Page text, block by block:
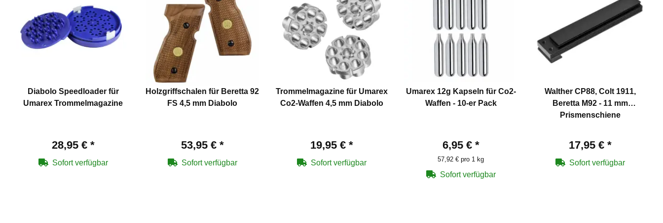
Diabolo Speedloader für
Umarex Trommelmagazine
28,95 € *
Sofort verfügbar
Holzgriffschalen für Beretta 92
FS 4,5 mm Diabolo
53,95 € *
Sofort verfügbar
Trommelmagazine für Umarex
Co2-Waffen 4,5 mm Diabolo
19,95 € *
Sofort verfügbar
Umarex 12g Kapseln für Co2-
Waffen - 10-er Pack
6,95 € *
57,92 € pro 1 kg
Sofort verfügbar
Walther CP88, Colt 1911,
Beretta M92 - 11 mm
Prismenschiene
17,95 € *
Sofort verfügbar